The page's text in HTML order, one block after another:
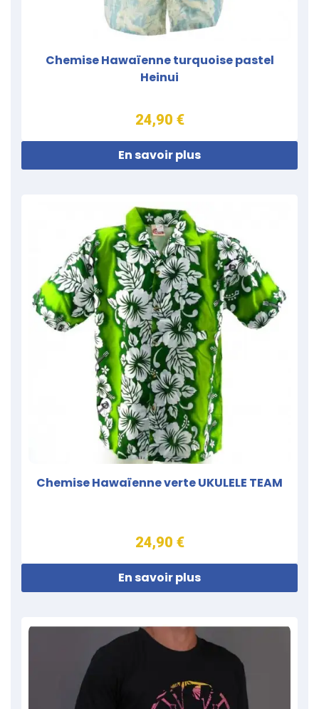
Chemise Hawaïenne turquoise pastel
Heinui
24,90 €
En savoir plus
Chemise Hawaïenne verte UKULELE TEAM
24,90 €
En savoir plus